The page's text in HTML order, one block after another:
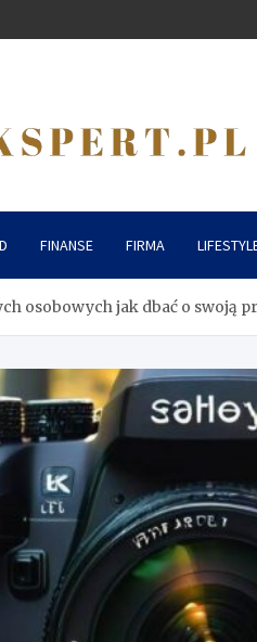
FINANSE FIRMA
osobowych jak dbać o swoją